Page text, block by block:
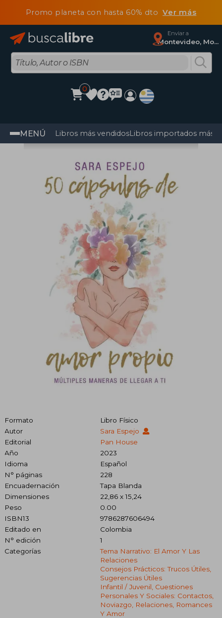
Promo planeta con hasta 60% dtoVer más
Enviar a
Montevideo, Montevideo
0
MENÚ Libros más vendidosLibros importados más
Formato
Libro Físico
Autor
Sara Espejo
Editorial
Pan House
Año
2023
Idioma
Español
N° páginas
228
Encuadernación
Tapa Blanda
Dimensiones
22,86 x 15,24
Peso
0.00
ISBN13
9786287606494
Editado en
Colombia
N° edición
1
Categorías
Tema Narrativo: El Amor Y Las
Relaciones
Consejos Prácticos: Trucos Útiles,
Sugerencias Útiles
Infantil / Juvenil, Cuestiones
Personales Y Sociales: Contactos,
Noviazgo, Relaciones, Romances
Y Amor